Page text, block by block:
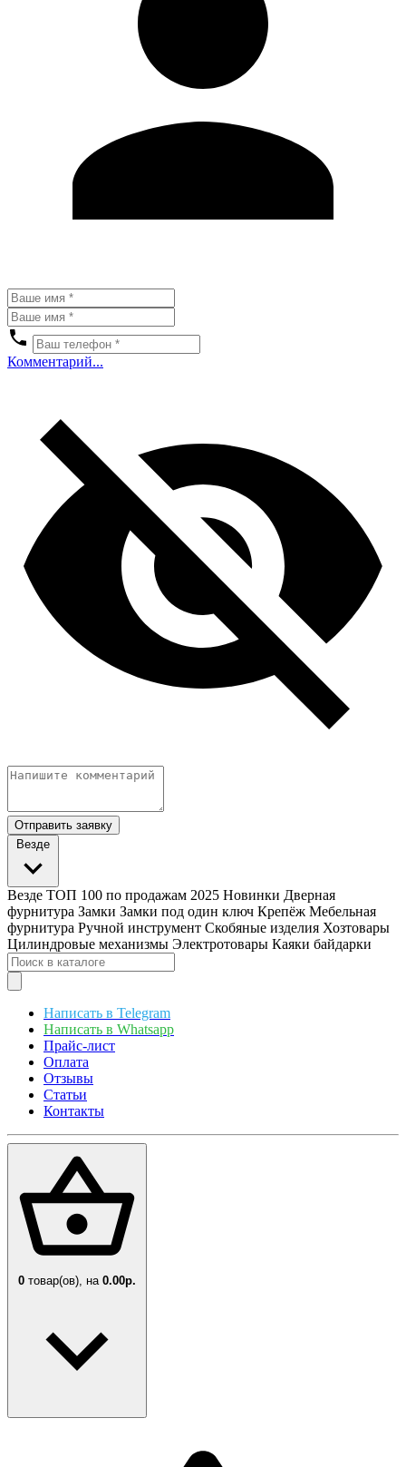
Комментарий...
Отправить заявку
Везде
Везде ТОП 100 по продажам 2025 Новинки Дверная
фурнитура Замки Замки под один ключ Крепёж Мебельная
фурнитура Ручной инструмент Скобяные изделия Хозтовары
Цилиндровые механизмы Электротовары Каяки байдарки
Написать в Telegram
Написать в Whatsapp
Прайс-лист
Оплата
Отзывы
Статьи
Контакты
0 товар(ов), на 0.00р.